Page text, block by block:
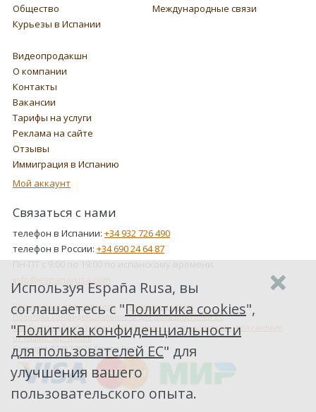
Общество
Международные связи
Курьезы в Испании
Видеопродакшн
О компании
Контакты
Вакансии
Тарифы на услуги
Реклама на сайте
Отзывы
Иммиграция в Испанию
Мой аккаунт
Связаться с нами
телефон в Испании: +34 932 726 490
телефон в России: +34 690 24 64 87
ПН-ПТ с 9:00 по 19:00 по испанскому времени.
info@espanarusa.com
Соглашение пользователя
Политика cookies
Политика конфиденциальности для пользователей ЕС
Как Google обрабатывает информацию о пользователях, получаемую
от наших партнеров
Copyright ©2007-2026 Espana Rusa
Используя España Rusa, вы
соглашаетесь с "Политика cookies",
"Политика конфиденциальности
для пользователей ЕС" для
улучшения вашего
пользовательского опыта.